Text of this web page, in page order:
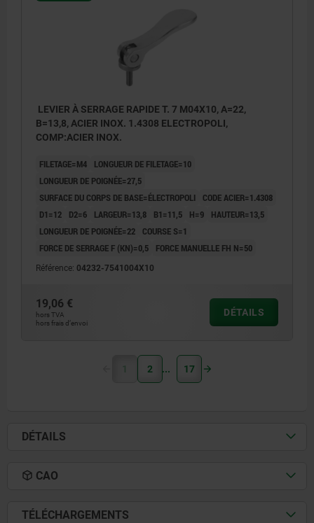
LEVIER À SERRAGE RAPIDE T. 7 M04X10, A=22,
B=13,8, ACIER INOX. 1.4308 ELECTROPOLI,
COMP:ACIER INOX.
FILETAGE=M4
LONGUEUR DE FILETAGE=10
LONGUEUR DE POIGNÉE=27,5
SURFACE DU CORPS DE BASE=ÉLECTROPOLI
CODE ACIER=1.4308
D1=12
D2=6 LARGEUR=13,8 B1=11,5 H=9
HAUTEUR=13,5
LONGUEUR DE POIGNÉE=22
COURSE S=1
FORCE DE SERRAGE F (KN)=0,5
FORCE MANUELLE FH N=50
Référence: 04232-7541004X10
19,06 €
hors TVA
hors frais d’envoi
DÉTAILS
1 2 17
DÉTAILS
CAO
TÉLÉCHARGEMENTS